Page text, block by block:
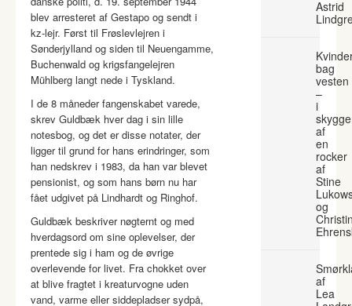
blev arresteret af Gestapo og sendt i
kz-lejr. Først til Frøslevlejren i
Sønderjylland og siden til Neuengamme,
Buchenwald og krigsfangelejren
Mühlberg langt nede i Tyskland.
I de 8 måneder fangenskabet varede,
skrev Guldbæk hver dag i sin lille
notesbog, og det er disse notater, der
ligger til grund for hans erindringer, som
han nedskrev i 1983, da han var blevet
pensionist, og som hans børn nu har
fået udgivet på Lindhardt og Ringhof.
Guldbæk beskriver nøgternt og med
hverdagsord om sine oplevelser, der
prentede sig i ham og de øvrige
overlevende for livet. Fra chokket over
at blive fragtet i kreaturvogne uden
vand, varme eller siddepladser sydpå,
Astrid
bag
vesten
–
i
af
en
rocker
af
Stine
og
af
Lea